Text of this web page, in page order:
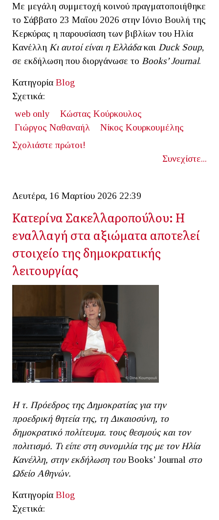
Με μεγάλη συμμετοχή κοινού πραγματοποιήθηκε
το Σάββατο 23 Μαΐου 2026 στην Ιόνιο Βουλή της
Κερκύρας η παρουσίαση των βιβλίων του Ηλία
Κανέλλη Κι αυτοί είναι η Ελλάδακαι Duck Soup,
σε εκδήλωση που διοργάνωσε το Books’ Journal.
Κατηγορία Blog
Σχετικά:
web only
Κώστας Κούρκουλος
Γιώργος Ναθαναήλ
Νίκος Κουρκουμέλης
Σχολιάστε πρώτοι!
Συνεχίστε...
Δευτέρα, 16 Μαρτίου 2026 22:39
Κατερίνα Σακελλαροπούλου: Η
εναλλαγή στα αξιώματα αποτελεί
στοιχείο της δημοκρατικής
λειτουργίας
Η τ. Πρόεδρος της Δημοκρατίας για την
προεδρική θητεία της, τη Δικαιοσύνη, το
δημοκρατικό πολίτευμα. τους θεσμούς και τον
πολιτισμό. Τι είπε στη συνομιλία της με τον Ηλία
Κανέλλη, στην εκδήλωση του Βοοks’ Journal στο
Ωδείο Αθηνών.
Κατηγορία Blog
Σχετικά: